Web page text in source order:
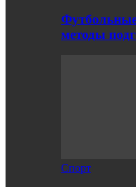
методы
Спорт